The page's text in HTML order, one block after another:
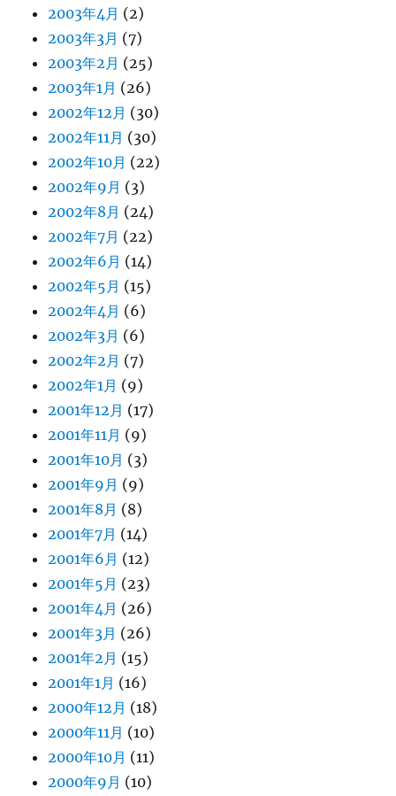
2003年4月 (2)
2003年3月 (7)
2003年2月 (25)
2003年1月 (26)
2002年12月 (30)
2002年11月 (30)
2002年10月 (22)
2002年9月 (3)
2002年8月 (24)
2002年7月 (22)
2002年6月 (14)
2002年5月 (15)
2002年4月 (6)
2002年3月 (6)
2002年2月 (7)
2002年1月 (9)
2001年12月 (17)
2001年11月 (9)
2001年10月 (3)
2001年9月 (9)
2001年8月 (8)
2001年7月 (14)
2001年6月 (12)
2001年5月 (23)
2001年4月 (26)
2001年3月 (26)
2001年2月 (15)
2001年1月 (16)
2000年12月 (18)
2000年11月 (10)
2000年10月 (11)
2000年9月 (10)